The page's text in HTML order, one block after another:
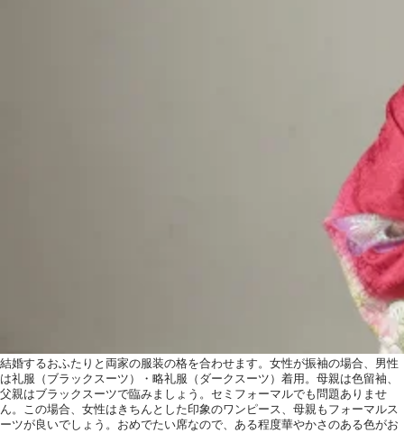
結婚するおふたりと両家の服装の格を合わせます。女性が振袖の場合、男性
は礼服（ブラックスーツ）・略礼服（ダークスーツ）着用。母親は色留袖、
父親はブラックスーツで臨みましょう。セミフォーマルでも問題ありませ
ん。この場合、女性はきちんとした印象のワンピース、母親もフォーマルス
ーツが良いでしょう。おめでたい席なので、ある程度華やかさのある色がお